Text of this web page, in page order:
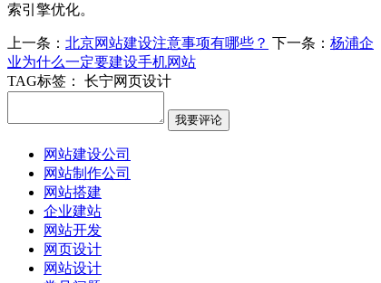
索引擎优化。
上一条： 北京网站建设注意事项有哪些？ 下一条： 杨浦企
业为什么一定要建设手机网站
TAG标签：
长宁网页设计
网站建设公司
网站制作公司
网站搭建
企业建站
网站开发
网页设计
网站设计